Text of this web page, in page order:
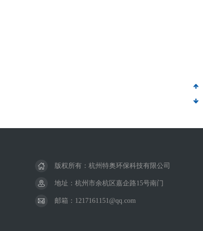
版权所有：杭州特奥环保科技有限公司
地址：杭州市余杭区嘉企路15号南门
邮箱：1217161151@qq.com